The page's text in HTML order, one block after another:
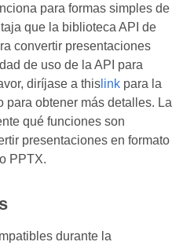
para formas simples de
que la biblioteca API de
convertir presentaciones
de uso de la API para
diríjase a this link para la
para obtener más detalles. La
qué funciones son
presentaciones en formato
PPTX.
durante la